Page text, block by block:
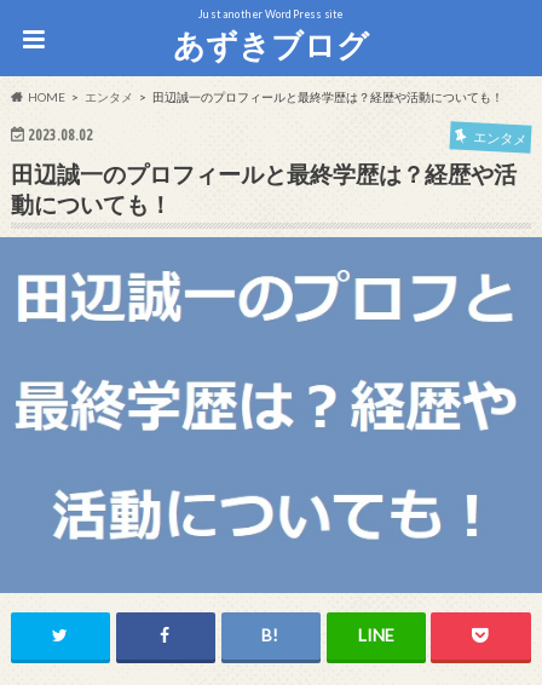
Just another WordPress site
あずきブログ
HOME エンタメ 田辺誠一のプロフィールと最終学歴は？経歴や活動についても！
2023.08.02 エンタメ
田辺誠一のプロフィールと最終学歴は？経歴や活
動についても！